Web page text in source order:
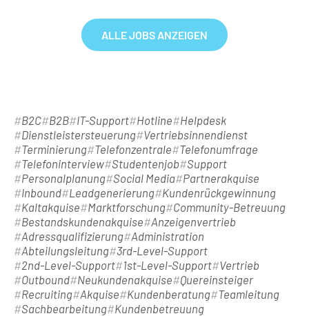
ALLE JOBS ANZEIGEN
B2C B2B IT-Support Hotline
Helpdesk
Dienstleistersteuerung Vertriebsinnendienst
Terminierung Telefonzentrale
Telefonumfrage
Telefoninterview Studentenjob
Support
Personalplanung Social Media Partnerakquise
Inbound Leadgenerierung Kundenrückgewinnung
Kaltakquise
Marktforschung Community-Betreuung
Bestandskundenakquise Anzeigenvertrieb
Adressqualifizierung Administration
Abteilungsleitung 3rd-Level-Support
2nd-Level-Support
1st-Level-Support Vertrieb
Outbound Neukundenakquise
Quereinsteiger
Recruiting Akquise Kundenberatung Teamleitung
Sachbearbeitung Kundenbetreuung